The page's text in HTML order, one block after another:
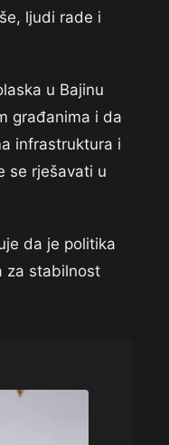
ljudi rade i
u Bajinu
građanima i da
infrastruktura i
se rješavati u
da je politika
za stabilnost